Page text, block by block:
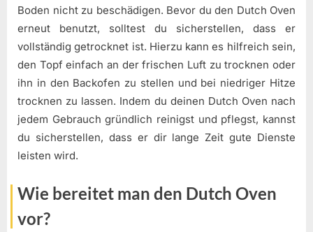
Boden nicht zu beschädigen. Bevor du den Dutch Oven
erneut benutzt, solltest du sicherstellen, dass er
vollständig getrocknet ist. Hierzu kann es hilfreich sein,
den Topf einfach an der frischen Luft zu trocknen oder
ihn in den Backofen zu stellen und bei niedriger Hitze
trocknen zu lassen. Indem du deinen Dutch Oven nach
jedem Gebrauch gründlich reinigst und pflegst, kannst
du sicherstellen, dass er dir lange Zeit gute Dienste
leisten wird.
Wie bereitet man den Dutch Oven
vor?